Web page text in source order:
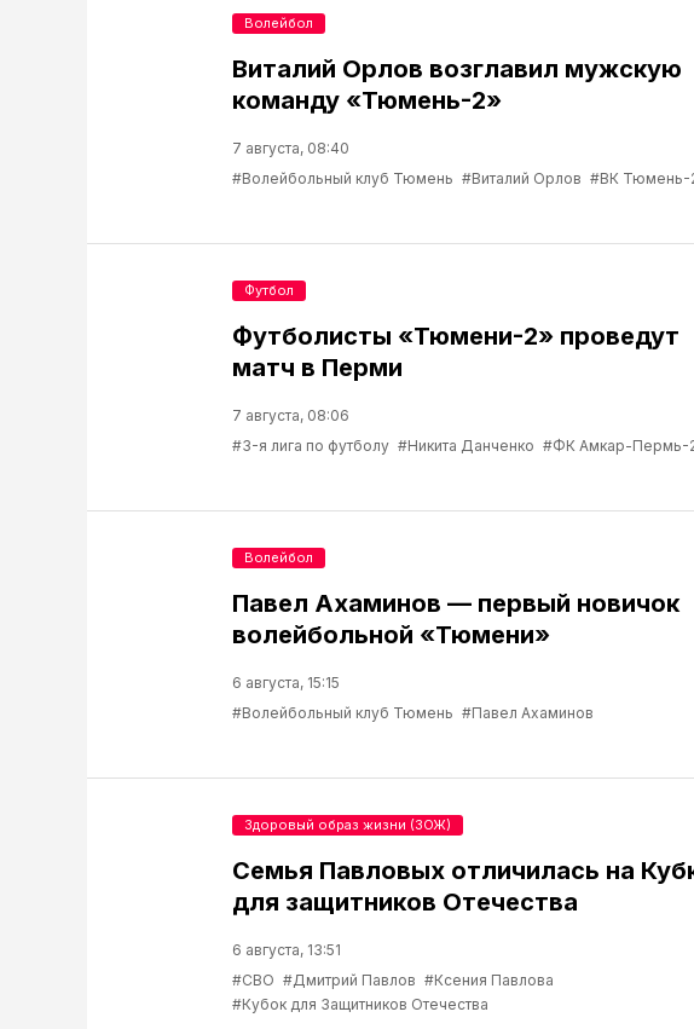
Виталий Орлов возглавил мужскую
команду «Тюмень-2»
7 августа, 08:40
#Волейбольный клуб Тюмень #Виталий Орлов #ВК Тюмень-
Волейбол
Футболисты «Тюмени-2» проведут
матч в Перми
7 августа, 08:06
#3-я лига по футболу #Никита Данченко #ФК Амкар-Пермь-
Футбол
Павел Ахаминов — первый новичок
волейбольной «Тюмени»
6 августа, 15:15
#Волейбольный клуб Тюмень #Павел Ахаминов
Волейбол
Семья Павловых отличилась на
для защитников Отечества
6 августа, 13:51
#СВО #Дмитрий Павлов #Ксения Павлова
#Кубок для Защитников Отечества
Здоровый образ жизни (ЗОЖ)